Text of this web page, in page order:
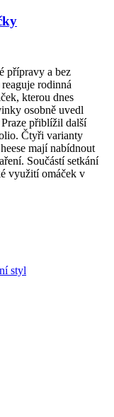
přípravy a bez
rodinná
kterou dnes
osobně uvedl
přiblížil další
Čtyři varianty
mají nabídnout
Součástí setkání
využití omáček v